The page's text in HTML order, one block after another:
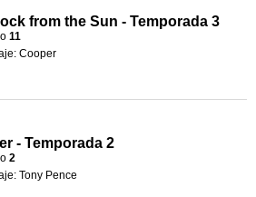
from the Sun - Temporada 3
11
Cooper
- Temporada 2
2
Tony Pence